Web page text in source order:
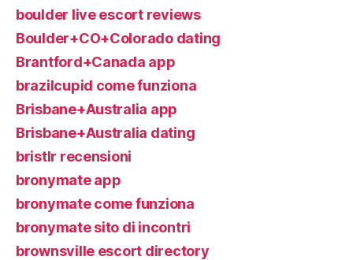
boulder live escort reviews
Boulder+CO+Colorado dating
Brantford+Canada app
brazilcupid come funziona
Brisbane+Australia app
Brisbane+Australia dating
bristlr recensioni
bronymate app
bronymate come funziona
bronymate sito di incontri
brownsville escort directory